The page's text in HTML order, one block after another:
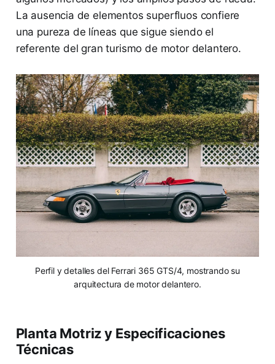
La ausencia de elementos superfluos confiere
una pureza de líneas que sigue siendo el
referente del gran turismo de motor delantero.
Perfil y detalles del Ferrari 365 GTS/4, mostrando su
arquitectura de motor delantero.
Planta Motriz y Especificaciones
Técnicas